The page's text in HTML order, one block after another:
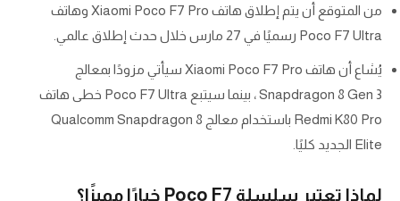
من المتوقع أن يتم إطلاق هاتف Xiaomi Poco F7 Pro وهاتف
Poco F7 Ultra رسميًا في 27 مارس خلال حدث إطلاق عالمي.
يُشاع أن هاتف Xiaomi Poco F7 Pro سيأتي مزودًا بمعالج
Snapdragon 8 Gen 3 ، بينما سيتبع Poco F7 Ultra خطى هاتف
Redmi K80 Pro باستخدام معالج Qualcomm Snapdragon 8
Elite الجديد كليًا.
لماذا تعتبر سلسلة Poco F7 خيارًا مميزًا؟